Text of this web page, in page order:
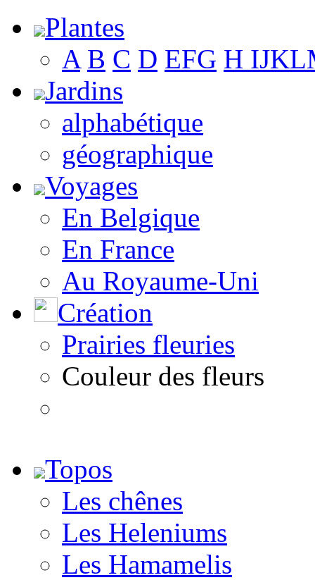
Plantes
A B C D EFG H IJKL
Jardins
alphabétique
géographique
Voyages
En Belgique
En France
Au Royaume-Uni
Création
Prairies fleuries
Couleur des fleurs
Topos
Les chênes
Les Heleniums
Les Hamamelis